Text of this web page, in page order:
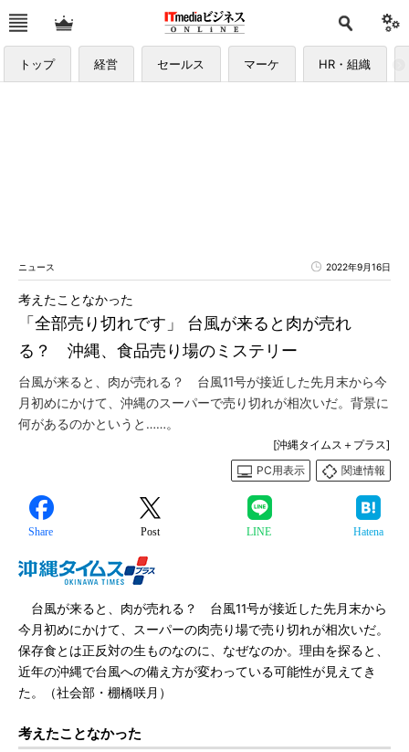
トップ 経営 セールス マーケ HR・組織
ニュース 2022年9月16日
「全部売り切れです」 台風が来ると肉が売れ
る？ 沖縄、食品売り場のミステリー
考えたことなかった
台風が来ると、肉が売れる？ 台風11号が接近した先月末から今
月初めにかけて、沖縄のスーパーで売り切れが相次いだ。背景に
何があるのかというと……。
[沖縄タイムス＋プラス]
PC用表示
関連情報
Share Post LINE Hatena
台風が来ると、肉が売れる？ 台風11号が接近した先月末から
今月初めにかけて、スーパーの肉売り場で売り切れが相次いだ。
保存食とは正反対の生ものなのに、なぜなのか。理由を探ると、
近年の沖縄で台風への備え方が変わっている可能性が見えてき
た。（社会部・棚橋咲月）
考えたことなかった